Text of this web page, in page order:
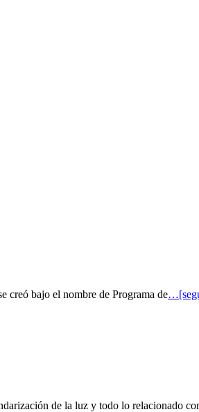
creó bajo el nombre de Programa de
de la luz y todo lo relacionado